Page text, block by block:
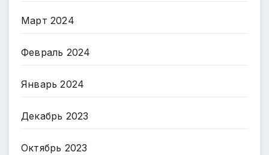
Март 2024
Февраль 2024
Январь 2024
Декабрь 2023
Октябрь 2023